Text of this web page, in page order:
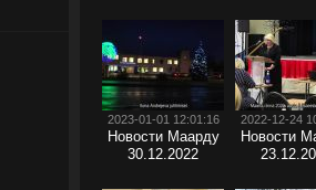
2023-01-01 12:01:16
Новости Маарду
30.12.2022
2022-12-24
Новости